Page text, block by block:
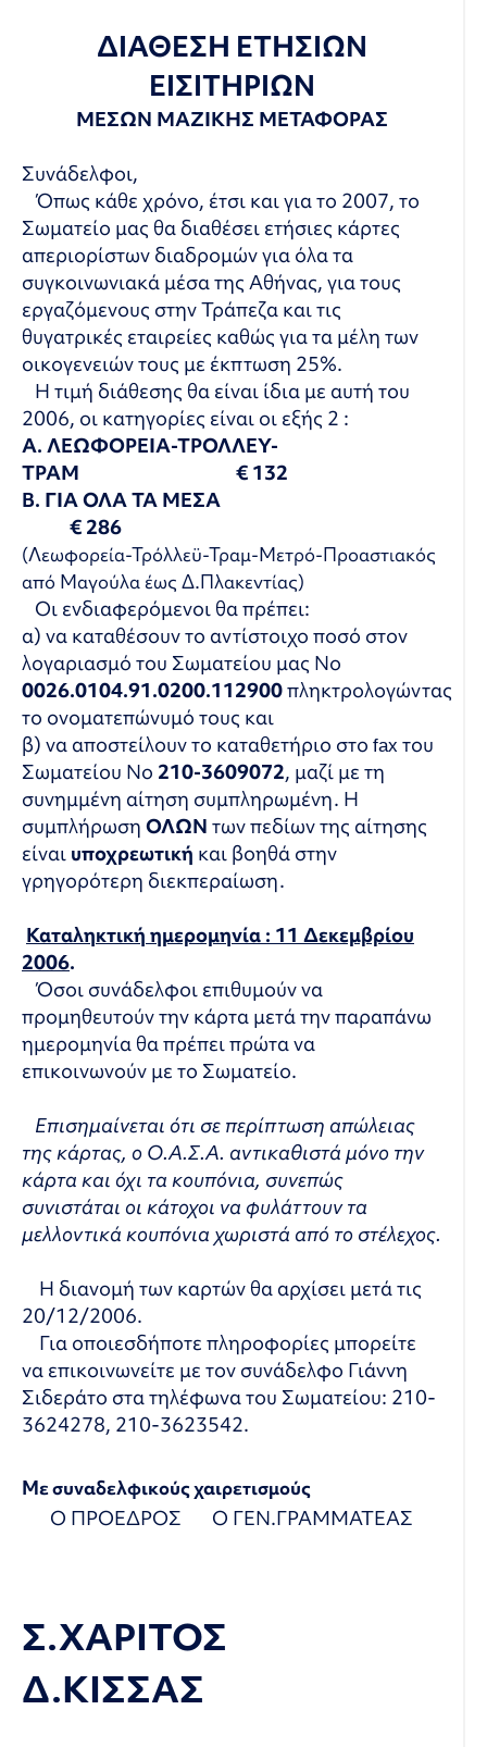
ΔΙΑΘΕΣΗ ΕΤΗΣΙΩΝ
ΕΙΣΙΤΗΡΙΩΝ
ΜΕΣΩΝ ΜΑΖΙΚΗΣ ΜΕΤΑΦΟΡΑΣ
Συνάδελφοι,
Όπως κάθε χρόνο, έτσι και για το 2007, το
Σωματείο μας θα διαθέσει ετήσιες κάρτες
απεριορίστων διαδρομών για όλα τα
συγκοινωνιακά μέσα της Αθήνας, για τους
εργαζόμενους στην Τράπεζα και τις
θυγατρικές εταιρείες καθώς για τα μέλη των
οικογενειών τους με έκπτωση 25%.
Η τιμή διάθεσης θα είναι ίδια με αυτή του
2006, οι κατηγορίες είναι οι εξής 2 :
Α. ΛΕΩΦΟΡΕΙΑ-ΤΡΟΛΛΕΥ-
ΤΡΑΜ € 132
Β. ΓΙΑ ΟΛΑ ΤΑ ΜΕΣΑ
€ 286
(Λεωφορεία-Τρόλλεϋ-Τραμ-Μετρό-Προαστιακός
από Μαγούλα έως Δ.Πλακεντίας)
Οι ενδιαφερόμενοι θα πρέπει:
α) να καταθέσουν το αντίστοιχο ποσό στον
λογαριασμό του Σωματείου μας Νο
0026.0104.91.0200.112900πληκτρολογώντας
το ονοματεπώνυμό τους και
β) να αποστείλουν το καταθετήριο στο fax του
Σωματείου Νο 210-3609072, μαζί με τη
συνημμένη αίτηση συμπληρωμένη. Η
συμπλήρωση ΟΛΩΝ των πεδίων της αίτησης
είναι υποχρεωτική και βοηθά στην
γρηγορότερη διεκπεραίωση.
Καταληκτική ημερομηνία : 11 Δεκεμβρίου
2006.
Όσοι συνάδελφοι επιθυμούν να
προμηθευτούν την κάρτα μετά την παραπάνω
ημερομηνία θα πρέπει πρώτα να
επικοινωνούν με το Σωματείο.
Επισημαίνεται ότι σε περίπτωση απώλειας
της κάρτας, ο Ο.Α.Σ.Α. αντικαθιστά μόνο την
κάρτα και όχι τα κουπόνια, συνεπώς
συνιστάται οι κάτοχοι να φυλάττουν τα
μελλοντικά κουπόνια χωριστά από το στέλεχος.
Η διανομή των καρτών θα αρχίσει μετά τις
20/12/2006.
Για οποιεσδήποτε πληροφορίες μπορείτε
να επικοινωνείτε με τον συνάδελφο Γιάννη
Σιδεράτο στα τηλέφωνα του Σωματείου: 210-
3624278, 210-3623542.
Μεσυναδελφικούςχαιρετισμούς
Ο ΠΡΟΕΔΡΟΣ Ο ΓΕΝ.ΓΡΑΜΜΑΤΕΑΣ
Σ.ΧΑΡΙΤΟΣ
Δ.ΚΙΣΣΑΣ